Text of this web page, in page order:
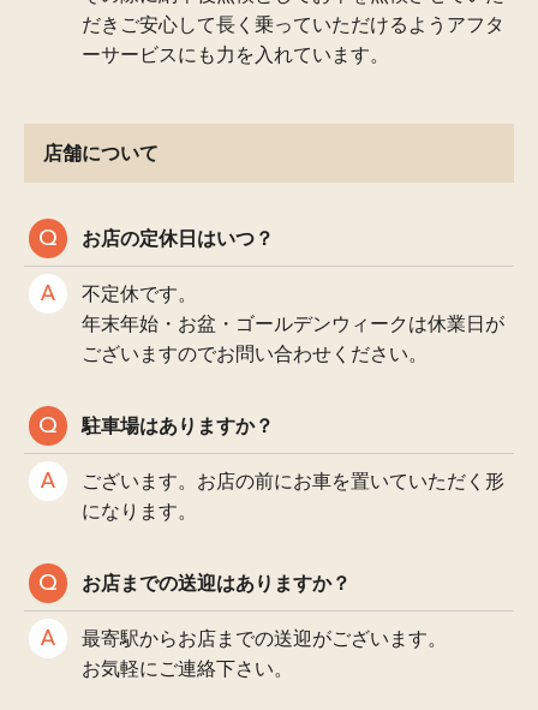
だきご安心して長く乗っていただけるようアフタ
ーサービスにも力を入れています。
店舗について
お店の定休日はいつ？
不定休です。
年末年始・お盆・ゴールデンウィークは休業日が
ございますのでお問い合わせください。
駐車場はありますか？
ございます。お店の前にお車を置いていただく形
になります。
お店までの送迎はありますか？
最寄駅からお店までの送迎がございます。
お気軽にご連絡下さい。